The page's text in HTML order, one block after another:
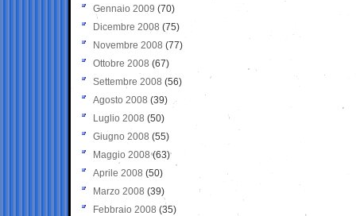
Gennaio 2009 (70)
Dicembre 2008 (75)
Novembre 2008 (77)
Ottobre 2008 (67)
Settembre 2008 (56)
Agosto 2008 (39)
Luglio 2008 (50)
Giugno 2008 (55)
Maggio 2008(63)
Aprile 2008 (50)
Marzo 2008 (39)
Febbraio 2008 (35)